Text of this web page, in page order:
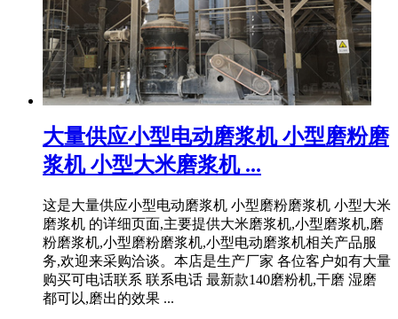
大量供应小型电动磨浆机 小型磨粉磨
浆机 小型大米磨浆机 ...
这是大量供应小型电动磨浆机 小型磨粉磨浆机 小型大米
磨浆机 的详细页面,主要提供大米磨浆机,小型磨浆机,磨
粉磨浆机,小型磨粉磨浆机,小型电动磨浆机相关产品服
务,欢迎来采购洽谈。本店是生产厂家 各位客户如有大量
购买可电话联系 联系电话 最新款140磨粉机,干磨 湿磨
都可以,磨出的效果 ...